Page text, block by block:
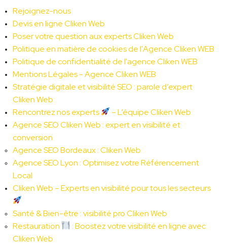
Rejoignez-nous
Devis en ligne Cliken Web
Poser votre question aux experts Cliken Web
Politique en matière de cookies de l'Agence Cliken WEB
Politique de confidentialité de l'agence Cliken WEB
Mentions Légales - Agence Cliken WEB
Stratégie digitale et visibilité SEO : parole d’expert
Cliken Web
Rencontrez nos experts
– L’équipe Cliken Web
Agence SEO Cliken Web : expert en visibilité et
conversion
Agence SEO Bordeaux : Cliken Web
Agence SEO Lyon : Optimisez votre Référencement
Local
Cliken Web – Experts en visibilité pour tous les secteurs
Santé & Bien-être : visibilité pro Cliken Web
Restauration
: Boostez votre visibilité en ligne avec
Cliken Web